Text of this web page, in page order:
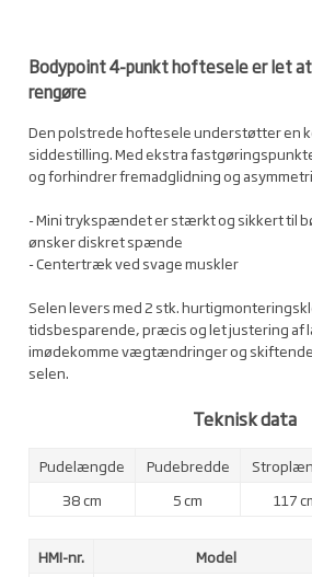
Bodypoint 4-punkt hoftesele er let
rengøre
Den polstrede hoftesele understøtter en
siddestilling. Med ekstra
og forhindrer fremadglidning og
- Mini trykspændet er stærkt og sikkert til
ønsker diskret spænde
- Centertræk ved svage muskler
Selen levers med 2 stk.
tidsbesparende, præcis og let justering af
imødekomme vægtændringer og
selen.
Teknisk data
Pudelængde Pudebredde
38 cm
5 cm 117
HMI-nr. Model